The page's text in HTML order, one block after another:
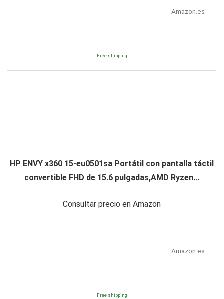
Amazon.es
Free shipping
HP ENVY x360 15-eu0501sa Portátil con pantalla táctil
convertible FHD de 15.6 pulgadas,AMD Ryzen...
Consultar precio en Amazon
Amazon.es
Free shipping